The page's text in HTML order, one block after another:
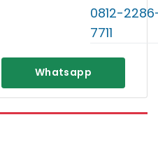
0812-
7711
Whatsapp